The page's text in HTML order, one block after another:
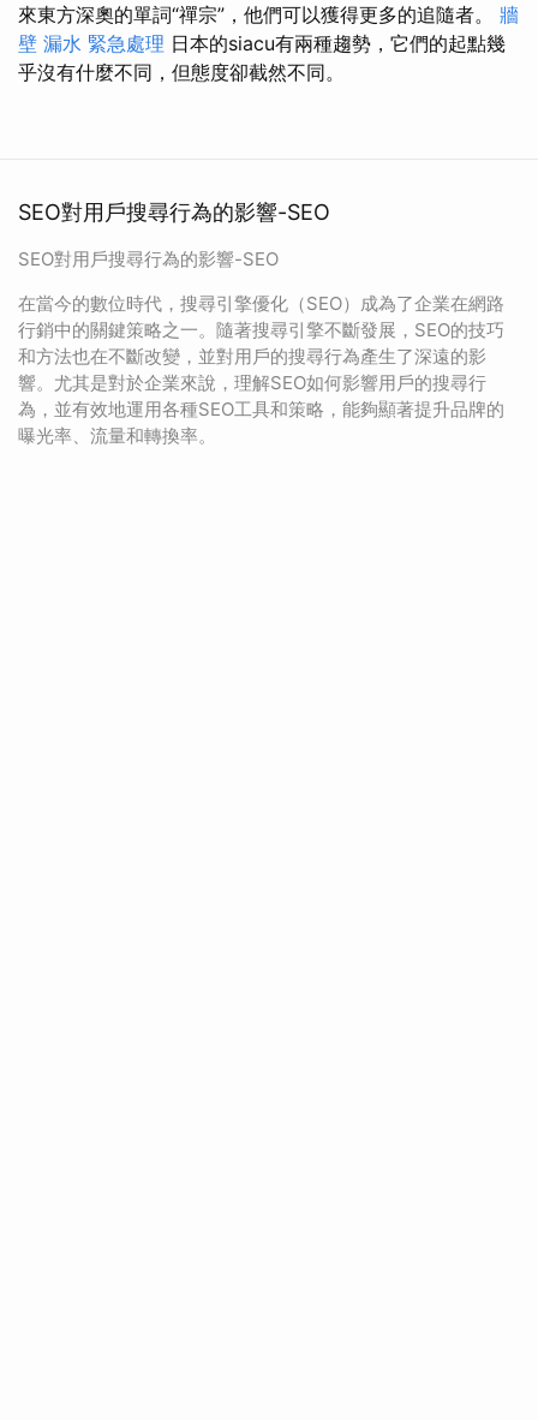
來東方深奧的單詞“禪宗”，他們可以獲得更多的追隨者。 牆
壁 漏水 緊急處理 日本的siacu有兩種趨勢，它們的起點幾
乎沒有什麼不同，但態度卻截然不同。
SEO對用戶搜尋行為的影響-SEO
SEO對用戶搜尋行為的影響-SEO
在當今的數位時代，搜尋引擎優化（SEO）成為了企業在網路
行銷中的關鍵策略之一。隨著搜尋引擎不斷發展，SEO的技巧
和方法也在不斷改變，並對用戶的搜尋行為產生了深遠的影
響。尤其是對於企業來說，理解SEO如何影響用戶的搜尋行
為，並有效地運用各種SEO工具和策略，能夠顯著提升品牌的
曝光率、流量和轉換率。